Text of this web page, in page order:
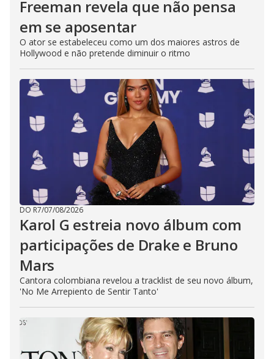
Freeman revela que não pensa
em se aposentar
O ator se estabeleceu como um dos maiores astros de
Hollywood e não pretende diminuir o ritmo
DO R7/07/08/2026
Karol G estreia novo álbum com
participações de Drake e Bruno
Mars
Cantora colombiana revelou a ​tracklist de seu novo álbum,
'No Me Arrepiento de Sentir Tanto'